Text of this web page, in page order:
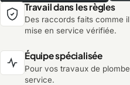
Travail dans les règles
Des raccords faits comme
mise en service vérifiée.
Équipe spécialisée
Pour vos travaux de
service.